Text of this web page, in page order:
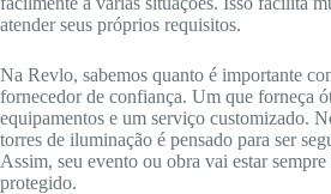
atender seus próprios requisitos.
Na Revlo, sabemos quanto é importante
fornecedor de confiança. Um que forneça
equipamentos e um serviço customizado.
torres de iluminação é pensado para ser
Assim, seu evento ou obra vai estar
protegido.